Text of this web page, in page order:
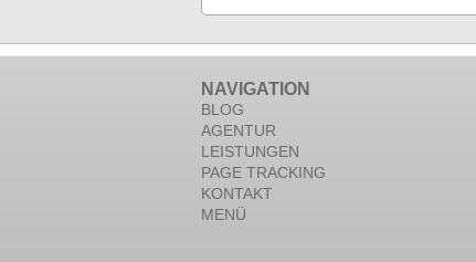
NAVIGATION
BLOG
AGENTUR
LEISTUNGEN
PAGE TRACKING
KONTAKT
MENÜ